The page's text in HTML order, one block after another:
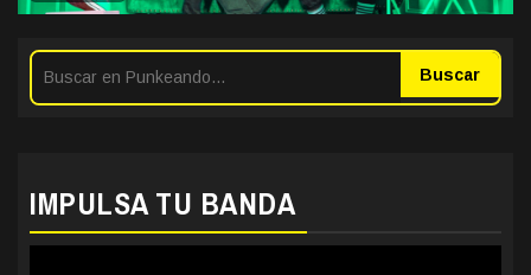
Buscar
IMPULSA TU BANDA